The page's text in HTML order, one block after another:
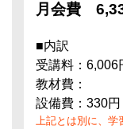
月会費
■内訳
受講料：6,006
教材費：
設備費：330円
上記とは別に、学